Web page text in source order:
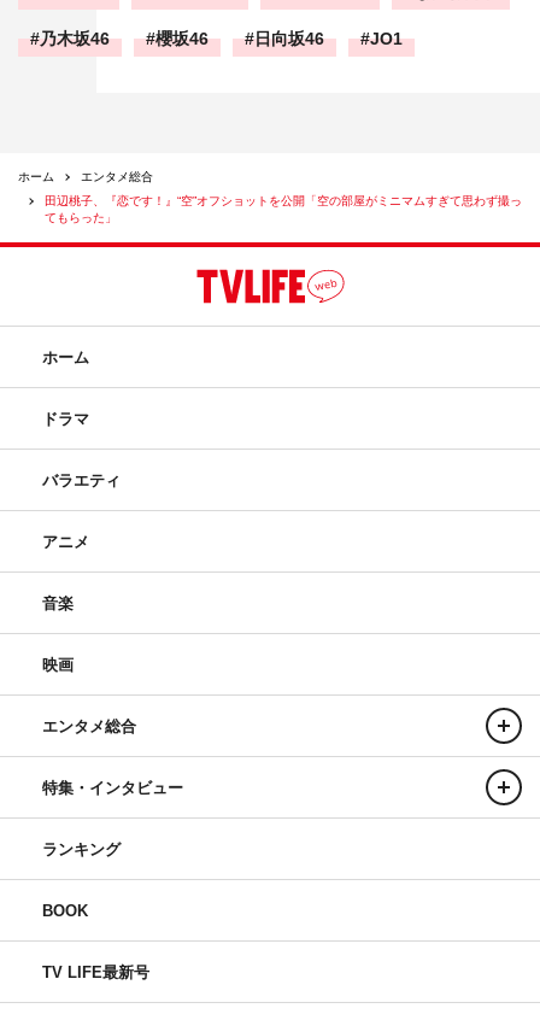
乃木坂46 櫻坂46 日向坂46 JO1
ホーム
エンタメ総合
田辺桃子、『恋です！』“空”オフショットを公開「空の部屋がミニマムすぎて思わず撮っ
てもらった」
ホーム
ドラマ
バラエティ
アニメ
音楽
映画
エンタメ総合
特集・インタビュー
ランキング
BOOK
TV LIFE最新号